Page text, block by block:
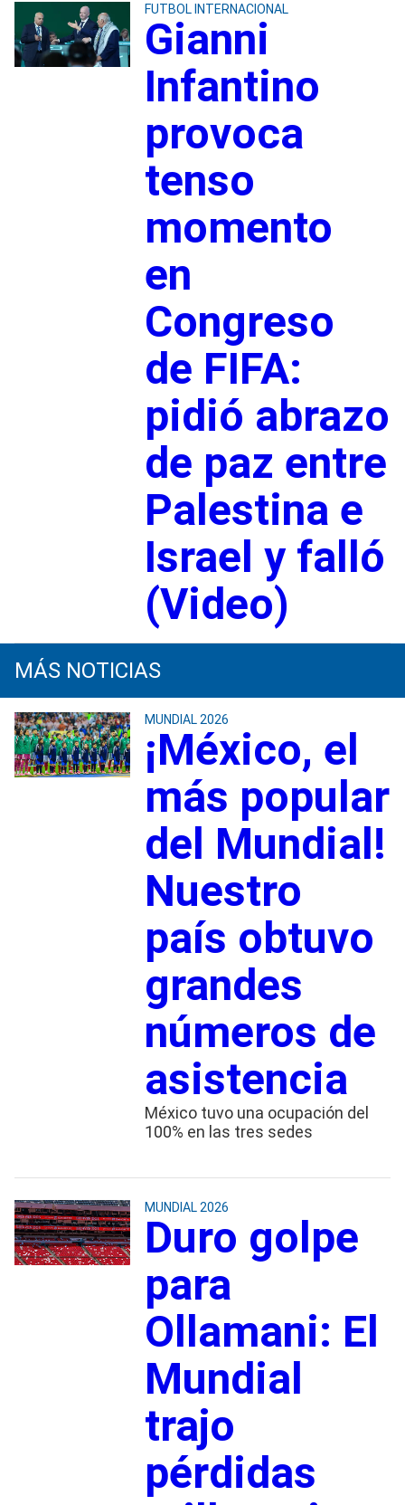
FUTBOL INTERNACIONAL
Gianni
Infantino
provoca
tenso
momento
en
Congreso
de FIFA:
pidió abrazo
de paz entre
Palestina e
Israel y falló
(Video)
MÁS NOTICIAS
MUNDIAL 2026
¡México, el
más popular
del Mundial!
Nuestro
país obtuvo
grandes
números de
asistencia
México tuvo una ocupación del
100% en las tres sedes
MUNDIAL 2026
Duro golpe
para
Ollamani: El
Mundial
trajo
pérdidas